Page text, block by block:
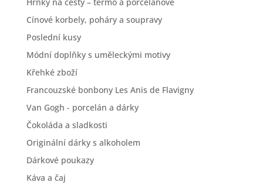
Hrnky na cesty – termo a porcelánové
Cínové korbely, poháry a soupravy
Poslední kusy
Módní doplňky s uměleckými motivy
Křehké zboží
Francouzské bonbony Les Anis de Flavigny
Van Gogh - porcelán a dárky
Čokoláda a sladkosti
Originální dárky s alkoholem
Dárkové poukazy
Káva a čaj